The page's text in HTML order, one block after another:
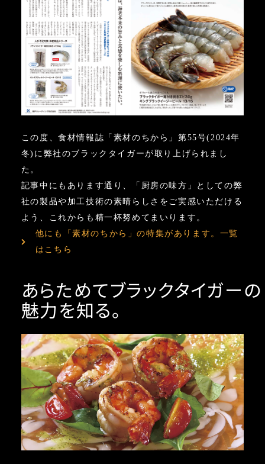
この度、食材情報誌「素材のちから」第55号(2024年
冬)に弊社のブラックタイガーが取り上げられまし
た。
記事中にもあります通り、「厨房の味方」としての弊
社の製品や加工技術の素晴らしさをご実感いただける
よう、これからも精一杯努めてまいります。
他にも「素材のちから」の特集があります。一覧
はこちら
あらためてブラックタイガーの
魅力を知る。